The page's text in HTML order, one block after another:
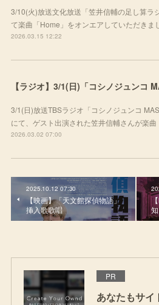
3/10(火)放送文化放送「笠井信輔の足し算ラ
て楽曲「Home」をオンエアしていただきま
2026.03.15 12:22
3/1(日)放送TBSラジオ「コシノジュンコ
にて、ゲスト出演された笠井信輔さんが楽曲
2026.03.02 07:00
2025.10.12 07:30
【映画】「天文館探偵物語」
挿入歌歌唱
PR
あなたもサイ